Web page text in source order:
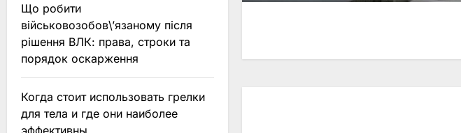
Що робити
військовозобов\’язаному після
рішення ВЛК: права, строки та
порядок оскарження
Когда стоит использовать грелки
для тела и где они наиболее
эффективны